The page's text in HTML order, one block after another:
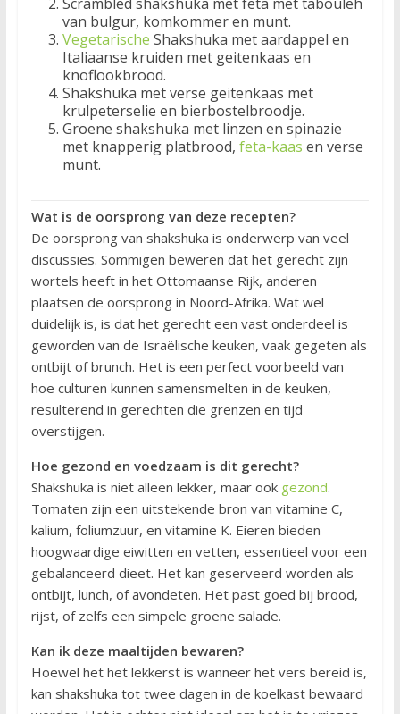
van bulgur, komkommer en munt.
Vegetarische Shakshuka met aardappel en
Italiaanse kruiden met geitenkaas en
knoflookbrood.
Shakshuka met verse geitenkaas met
krulpeterselie en bierbostelbroodje.
Groene shakshuka met linzen en spinazie
met knapperig platbrood, feta-kaas en verse
munt.
Wat is de oorsprong van deze recepten?
De oorsprong van shakshuka is onderwerp van veel
discussies. Sommigen beweren dat het gerecht zijn
wortels heeft in het Ottomaanse Rijk, anderen
plaatsen de oorsprong in Noord-Afrika. Wat wel
duidelijk is, is dat het gerecht een vast onderdeel is
geworden van de Israëlische keuken, vaak gegeten als
ontbijt of brunch. Het is een perfect voorbeeld van
hoe culturen kunnen samensmelten in de keuken,
resulterend in gerechten die grenzen en tijd
overstijgen.
Hoe gezond en voedzaam is dit gerecht?
Shakshuka is niet alleen lekker, maar ook gezond.
Tomaten zijn een uitstekende bron van vitamine C,
kalium, foliumzuur, en vitamine K. Eieren bieden
hoogwaardige eiwitten en vetten, essentieel voor een
gebalanceerd dieet. Het kan geserveerd worden als
ontbijt, lunch, of avondeten. Het past goed bij brood,
rijst, of zelfs een simpele groene salade.
Kan ik deze maaltijden bewaren?
Hoewel het het lekkerst is wanneer het vers bereid is,
kan shakshuka tot twee dagen in de koelkast bewaard